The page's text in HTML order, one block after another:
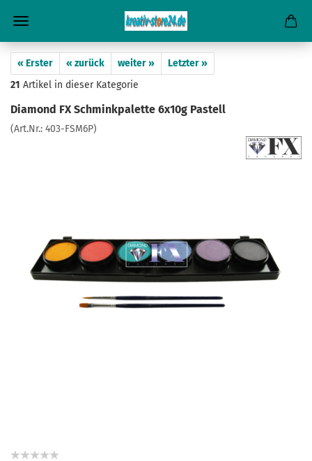
« Erster « zurück weiter »
Letzter »
21 Artikel in dieser Kategorie
Diamond FX Schminkpalette 6x10g Pastell
(Art.Nr.: 403-FSM6P)